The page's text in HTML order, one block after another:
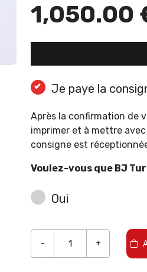
1,050.00
Je paye la
Après la confirmation de
imprimer et à mettre
consigne est
Voulez-vous que BJ
Oui
- +